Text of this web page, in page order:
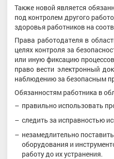
Также новой является
под контролем другого
здоровья работников на
Права работодателя в
целях контроля за
или иную фиксацию
право вести электронный
наблюдению за безопасным
Обязанностям работника в
правильно использовать
следить за исправностью
незамедлительно
оборудования и
работу до их устранения.